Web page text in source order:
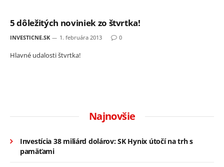
5 dôležitých noviniek zo štvrtka!
INVESTICNE.SK 1. februára 2013 0
Hlavné udalosti štvrtka!
Najnovšie
Investícia 38 miliárd dolárov: SK Hynix útočí na trh s
pamäťami